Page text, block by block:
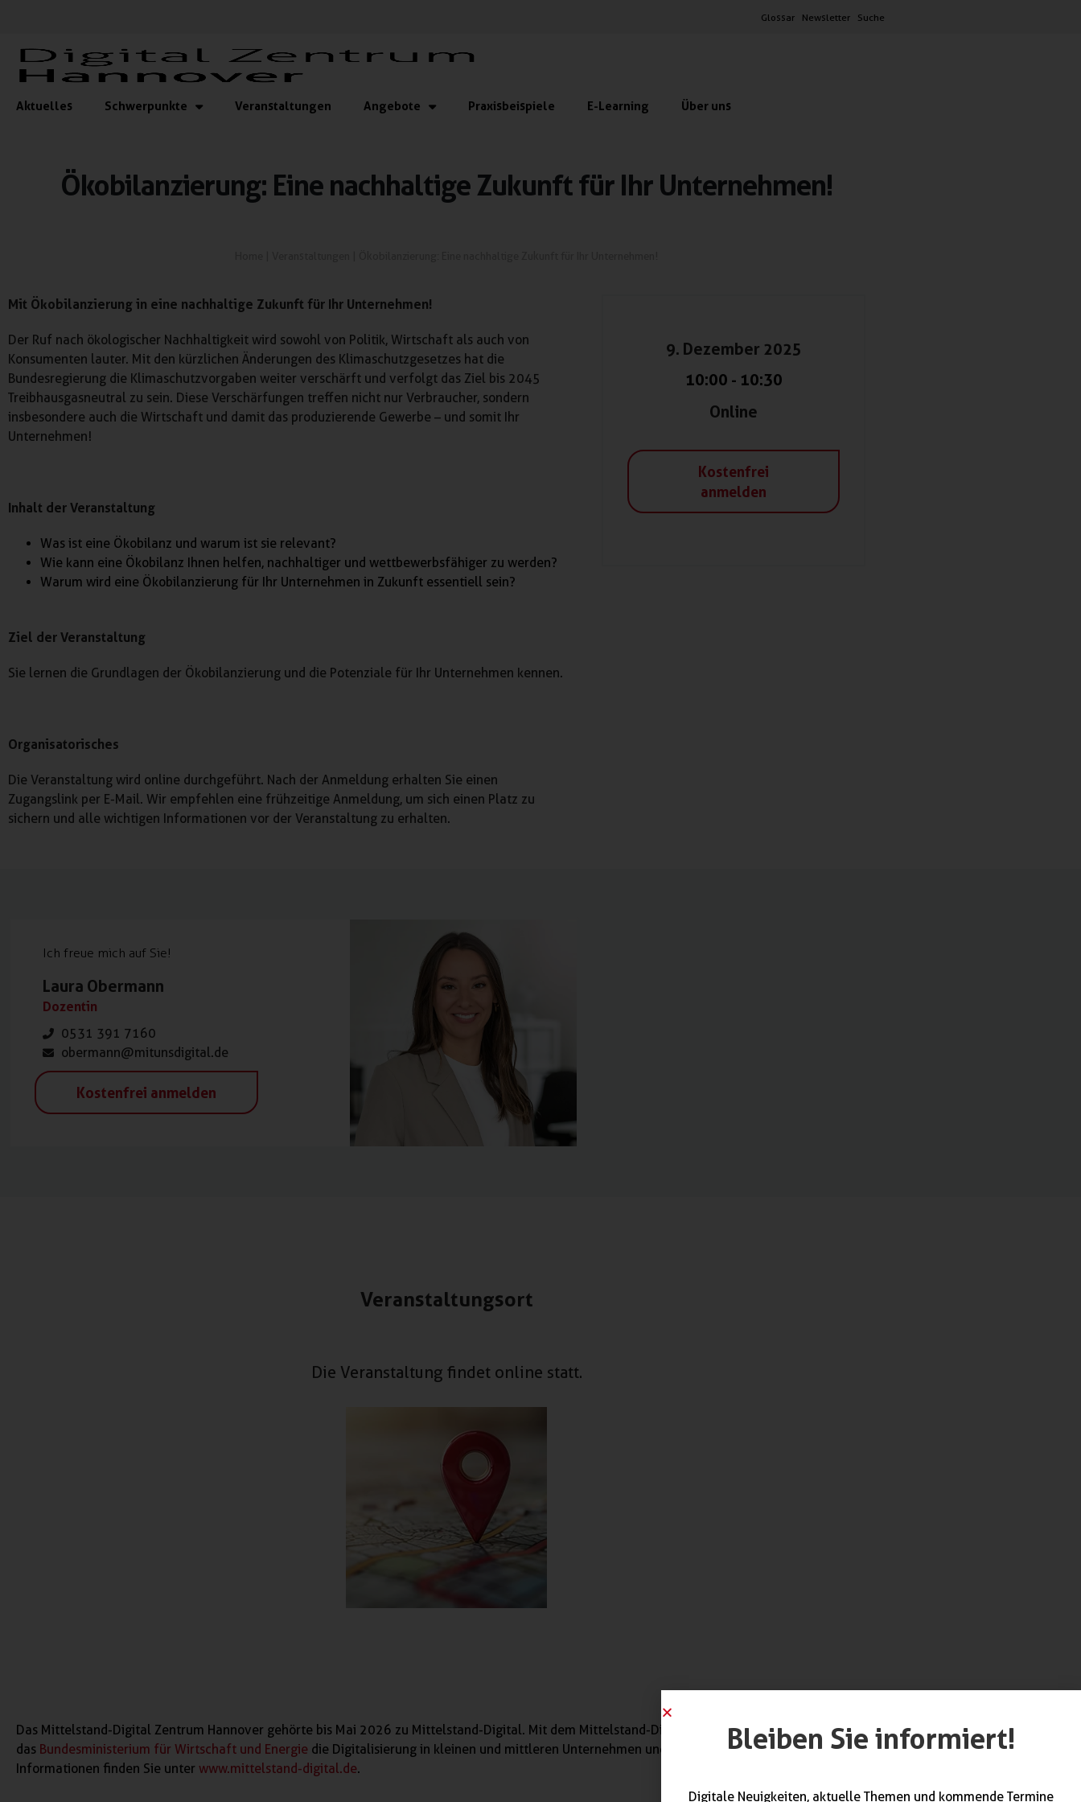
Glossar Newsletter Suche
Aktuelles Schwerpunkte Veranstaltungen Angebote Praxisbeispiele E-Learning Über uns
Ökobilanzierung: Eine nachhaltige Zukunft für Ihr Unternehmen!
Mit Ökobilanzierung in eine nachhaltige Zukunft für Ihr Unternehmen!
Der Ruf nach ökologischer Nachhaltigkeit wird sowohl von Politik, Wirtschaft als auch von
Konsumenten lauter. Mit den kürzlichen Änderungen des Klimaschutzgesetzes hat die
Bundesregierung die Klimaschutzvorgaben weiter verschärft und verfolgt das Ziel bis 2045
Treibhausgasneutral zu sein. Diese Verschärfungen treffen nicht nur Verbraucher, sondern
insbesondere auch die Wirtschaft und damit das produzierende Gewerbe – und somit Ihr
Unternehmen!
Inhalt der Veranstaltung
Was ist eine Ökobilanz und warum ist sie relevant?
Wie kann eine Ökobilanz Ihnen helfen, nachhaltiger und wettbewerbsfähiger zu werden?
Warum wird eine Ökobilanzierung für Ihr Unternehmen in Zukunft essentiell sein?
Ziel der Veranstaltung
Sie lernen die Grundlagen der Ökobilanzierung und die Potenziale für Ihr Unternehmen kennen.
Organisatorisches
Die Veranstaltung wird online durchgeführt. Nach der Anmeldung erhalten Sie einen
Zugangslink per E-Mail. Wir empfehlen eine frühzeitige Anmeldung, um sich einen Platz zu
sichern und alle wichtigen Informationen vor der Veranstaltung zu erhalten.
9. Dezember 2025
10:00 - 10:30
Online
Kostenfrei
anmelden
Ich freue mich auf Sie!
Laura Obermann
Dozentin
0531 391 7160
obermann@mitunsdigital.de
Kostenfrei anmelden
Veranstaltungsort
Die Veranstaltung findet online statt.
Das Mittelstand-Digital Zentrum Hannover gehörte bis Mai 2026 zu Mittelstand-Digital. Mit dem Mittelstand-Digital Netzwerk unterstützt
das Bundesministerium für Wirtschaft und Energie die Digitalisierung in kleinen und mittleren Unternehmen und dem Handwerk. Weitere
Informationen finden Sie unter www.mittelstand-digital.de.
Bleiben Sie informiert!
Digitale Neuigkeiten, aktuelle Themen und kommende Termine